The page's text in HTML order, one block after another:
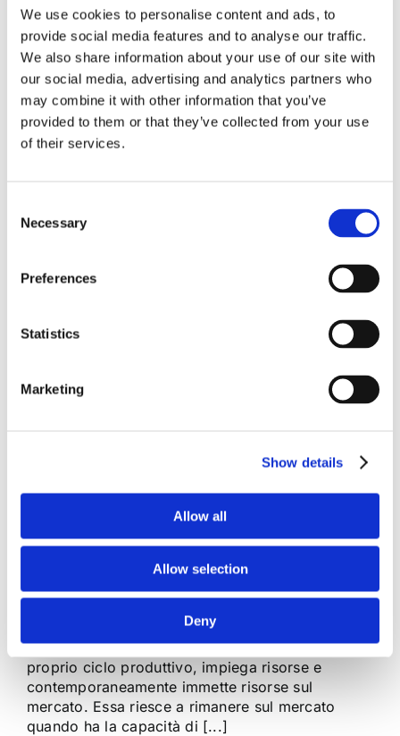
We use cookies to personalise content and ads, to
provide social media features and to analyse our traffic.
We also share information about your use of our site with
our social media, advertising and analytics partners who
may combine it with other information that you’ve
provided to them or that they’ve collected from your use
of their services.
Selection
Necessary
Preferences
Statistics
Marketing
Show details
Allow all
Allow selection
Deny
conoscere il modo in cui esse funzionano, il loro
ruolo sul mercato e soprattutto i risultati che le
stesse raggiungono. Analogamente ciascuna
impresa, così come [...]
22 Marzo 2019 | Claudio Grimaldi ,IMPRESE | 0 Commenti
Continua a leggere
Crisi d'Impresa: il
fattore concorrenza
L’impresa rappresenta un organismo dinamico
fermento e con il quale si deve in continuazione
confrontare. L’impresa infatti, attraverso il
proprio ciclo produttivo, impiega risorse e
contemporaneamente immette risorse sul
mercato. Essa riesce a rimanere sul mercato
quando ha la capacità di [...]